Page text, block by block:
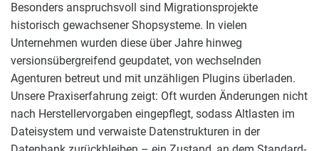
Besonders anspruchsvoll sind Migrationsprojekte
historisch gewachsener Shopsysteme. In vielen
Unternehmen wurden diese über Jahre hinweg
versionsübergreifend geupdatet, von wechselnden
Agenturen betreut und mit unzähligen Plugins überladen.
Unsere Praxiserfahrung zeigt: Oft wurden Änderungen nicht
nach Herstellervorgaben eingepflegt, sodass Altlasten im
Dateisystem und verwaiste Datenstrukturen in der